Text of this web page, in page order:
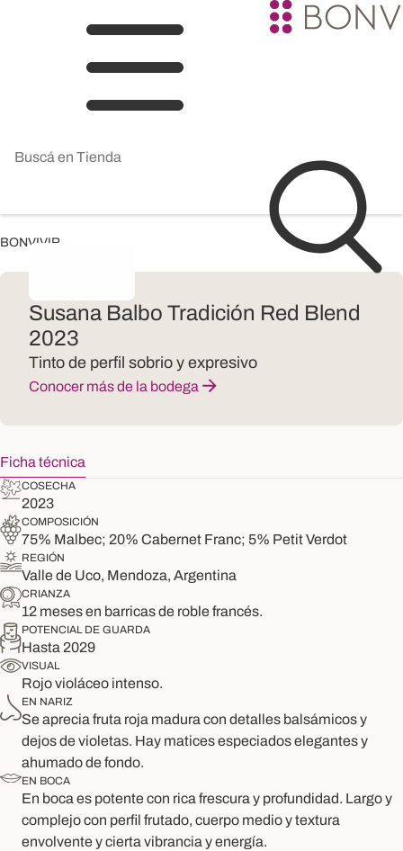
BONVIVIR
Susana Balbo Tradición Red Blend
2023
Tinto de perfil sobrio y expresivo
Conocer más de la bodega
Ficha técnica
COSECHA
2023
COMPOSICIÓN
75% Malbec; 20% Cabernet Franc; 5% Petit Verdot
REGIÓN
Valle de Uco, Mendoza, Argentina
CRIANZA
12 meses en barricas de roble francés.
POTENCIAL DE GUARDA
Hasta 2029
VISUAL
Rojo violáceo intenso.
EN NARIZ
Se aprecia fruta roja madura con detalles balsámicos y
dejos de violetas. Hay matices especiados elegantes y
ahumado de fondo.
EN BOCA
En boca es potente con rica frescura y profundidad. Largo y
complejo con perfil frutado, cuerpo medio y textura
envolvente y cierta vibrancia y energía.